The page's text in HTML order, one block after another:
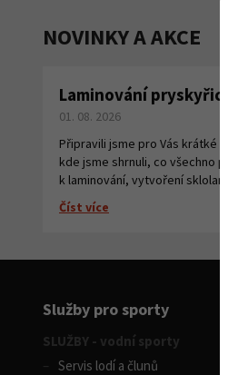
NOVINKY A AKCE
Laminování pryskyřicí
01. 08. 2026
Připravili jsme pro Vás krátké
kde jsme shrnuli, co všechno
k laminování, vytvoření
Číst více
Služby pro sporty
SLUŽBY - vodní sporty
Servis lodí a člunů